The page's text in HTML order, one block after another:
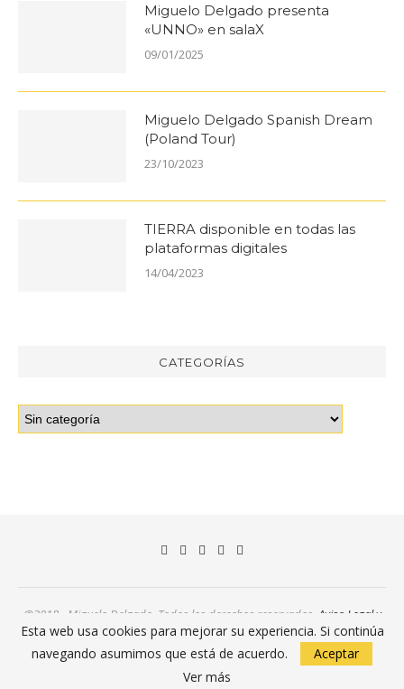
Miguelo Delgado presenta
«UNNO» en salaX
09/01/2025
Miguelo Delgado Spanish Dream
(Poland Tour)
23/10/2023
TIERRA disponible en todas las
plataformas digitales
14/04/2023
CATEGORÍAS
@2018 - Miguelo Delgado. Todos los derechos reservados. Aviso Legal y
Política de Privacidad
VOLVER ARRIBA
Esta web usa cookies para mejorar su experiencia. Si continúa
navegando asumimos que está de acuerdo.
Aceptar
Ver más